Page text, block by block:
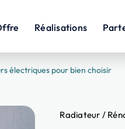
Réalisations
électriques pour bien choisir
Radiateur /